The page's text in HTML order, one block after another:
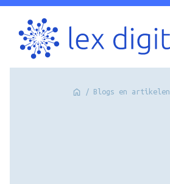
/ Blogs en artikelen